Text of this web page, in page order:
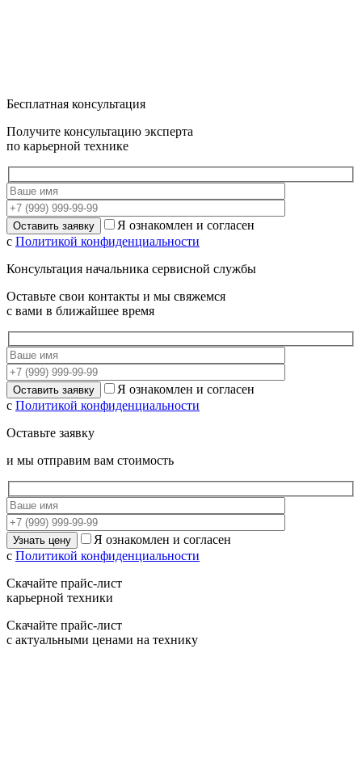
Бесплатная консультация
Получите консультацию эксперта
по карьерной технике
Я ознакомлен и согласен
с Политикой конфиденциальности
Консультация начальника сервисной службы
Оставьте свои контакты и мы свяжемся
с вами в ближайшее время
Я ознакомлен и согласен
с Политикой конфиденциальности
Оставьте заявку
и мы отправим вам стоимость
Я ознакомлен и согласен
с Политикой конфиденциальности
Скачайте прайс-лист
карьерной техники
Скачайте прайс-лист
с актуальными ценами на технику